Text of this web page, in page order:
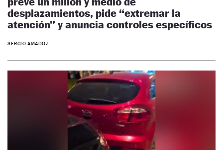
desplazamientos, pide “extremar la
atención” y anuncia controles específicos
SERGIO AMADOZ